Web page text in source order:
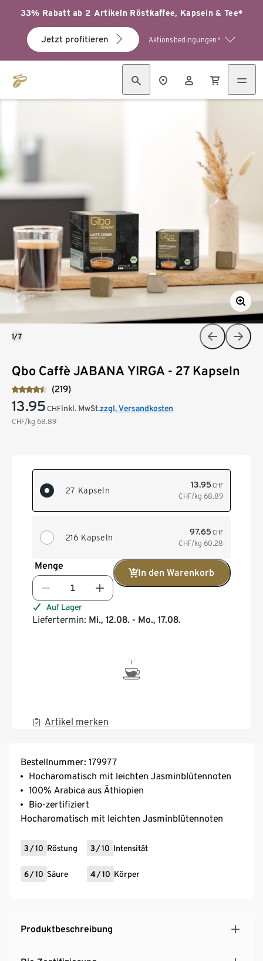
33% Rabatt ab 2 Artikeln Röstkaffee, Kapseln & Tee*
Jetzt profitieren Aktionsbedingungen*
Qbo Caffè JABANA YIRGA - 27 Kapseln
(219)
13.95 CHF
CHF/kg 68.89
inkl. MwSt.zzgl. Versandkosten
27 Kapseln
13.95 CHF
CHF/kg 68.89
216 Kapseln
97.65 CHF
CHF/kg 60.28
Menge
In den Warenkorb
Auf Lager
Liefertermin: Mi., 12.08. - Mo., 17.08.
Artikel merken
1/7
Bestellnummer: 179977
Hocharomatisch mit leichten Jasminblütennoten
100% Arabica aus Äthiopien
Bio-zertifiziert
Hocharomatisch mit leichten Jasminblütennoten
3 /10 Röstung 3 /10 Intensität
6/10 Säure 4/10 Körper
Produktbeschreibung